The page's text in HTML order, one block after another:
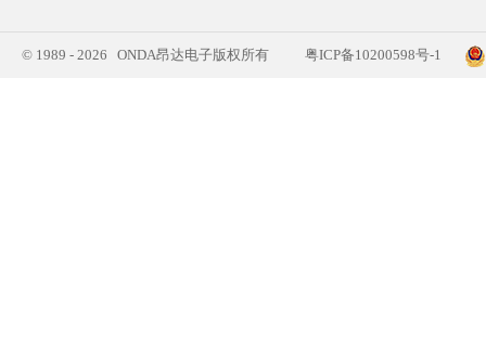
© 1989 - 2026 ONDA昂达电子版权所有 粤ICP备10200598号-1